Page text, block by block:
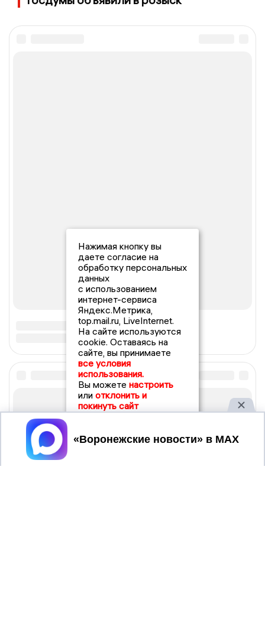
Нажимая кнопку вы
даете согласие на
обработку персональных
данных
с использованием
интернет-сервиса
Яндекс.Метрика,
top.mail.ru, LiveInternet.
На сайте используются
cookie. Оставаясь на
сайте, вы принимаете
все условия
использования.
Вы можете настроить
или отклонить и
покинуть сайт
Принять